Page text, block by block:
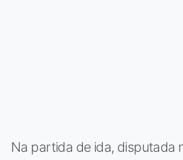
Na partida de ida, disputada